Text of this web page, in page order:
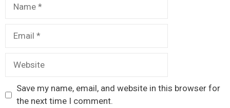
Save my name, email, and website in this browser for
the next time I comment.